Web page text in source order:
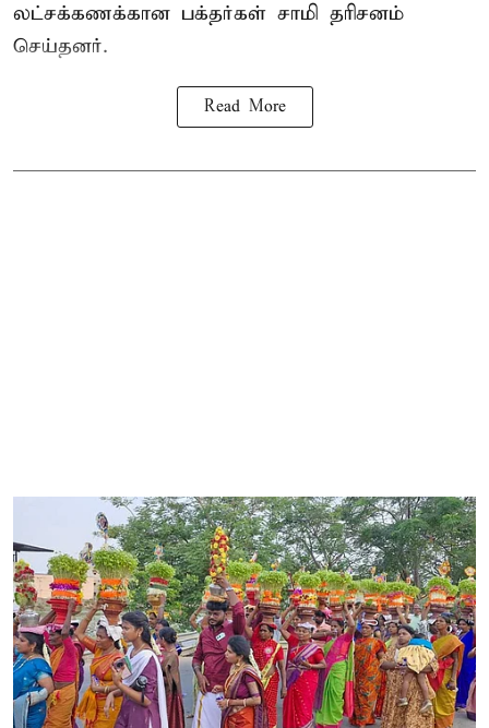
லட்சக்கணக்கான பக்தர்கள் சாமி தரிசனம்
செய்தனர்.
Read More